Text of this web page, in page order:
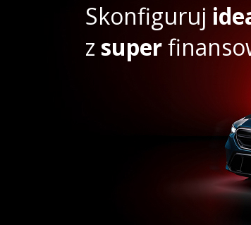
Skonfiguruj
z super